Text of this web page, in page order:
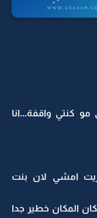
كنتي واقفة...انا
امشي لان بنت
المكان خطير جدا